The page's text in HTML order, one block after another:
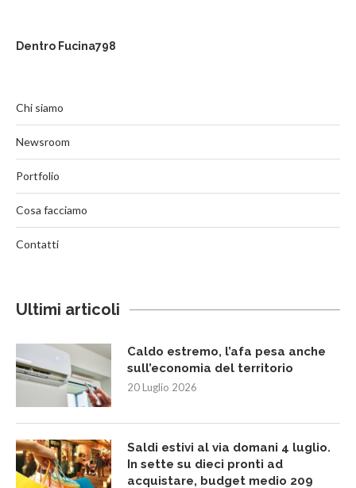
Dentro Fucina798
Chi siamo
Newsroom
Portfolio
Cosa facciamo
Contatti
Ultimi articoli
Caldo estremo, l’afa pesa anche
sull’economia del territorio
20 Luglio 2026
Saldi estivi al via domani 4 luglio.
In sette su dieci pronti ad
acquistare, budget medio 209